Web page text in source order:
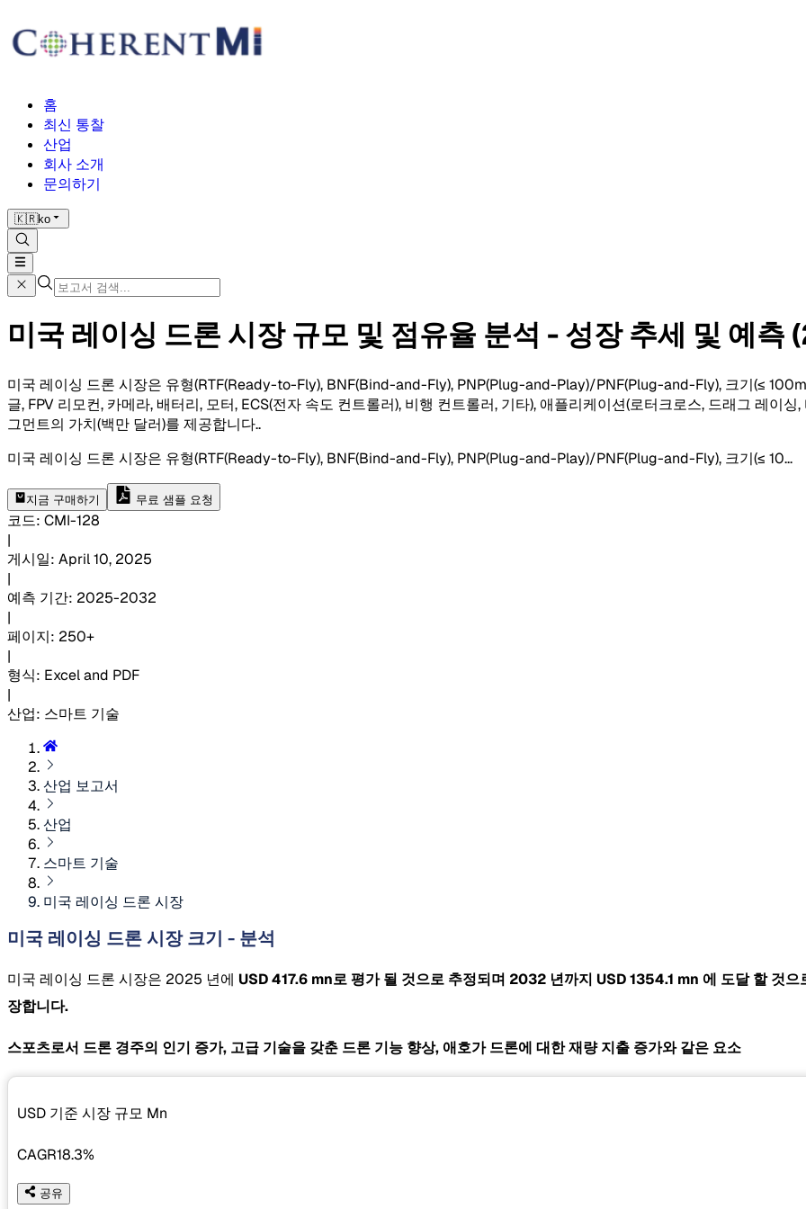
홈
최신 통찰
산업
회사 소개
문의하기
🇰🇷ko
미국 레이싱 드론 시장 규모 및 점유율 분석 - 성장 추세 및 예
미국 레이싱 드론 시장은 유형(RTF(Ready-to-Fly), BNF(Bind-and-Fly), PNP(Plug-and-Play)/PNF(Plug-and-Fly), 크기(≤
글, FPV 리모컨, 카메라, 배터리, 모터, ECS(전자 속도 컨트롤러), 비행 컨트롤러, 기타), 애플리케이션(로터크로스, 드래그 레이
그먼트의 가치(백만 달러)를 제공합니다..
미국 레이싱 드론 시장은 유형(RTF(Ready-to-Fly), BNF(Bind-and-Fly), PNP(Plug-and-Play)/PNF(Plug-and-Fly), 크기(≤ 10...
지금 구매하기 무료 샘플 요청
코드: CMI-128
|
게시일: April 10, 2025
|
예측 기간: 2025-2032
|
페이지: 250+
|
형식: Excel and PDF
|
산업: 스마트 기술
산업 보고서
산업
스마트 기술
미국 레이싱 드론 시장
미국 레이싱 드론 시장 크기 - 분석
미국 레이싱 드론 시장은 2025 년에 USD 417.6 mn로 평가 될 것으로 추정되며 2032 년까지 USD 1354.1 mn 에 도달 할 것
장합니다.
스포츠로서 드론 경주의 인기 증가, 고급 기술을 갖춘 드론 기능 향상, 애호가 드론에 대한 재량 지출 증가와 같은 요소
USD 기준 시장 규모 Mn
CAGR18.3%
공유